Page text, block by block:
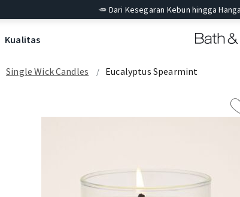
🥕 Dari Kesegaran Kebun hingga
Kualitas
Single Wick Candles Eucalyptus Spearmint